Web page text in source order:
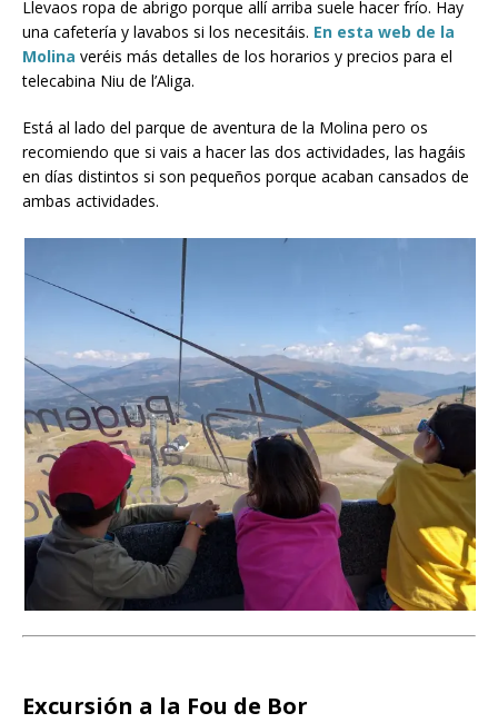
Llevaos ropa de abrigo porque allí arriba suele hacer frío. Hay
una cafetería y lavabos si los necesitáis. En esta web de la
Molina veréis más detalles de los horarios y precios para el
telecabina Niu de l’Aliga.
Está al lado del parque de aventura de la Molina pero os
recomiendo que si vais a hacer las dos actividades, las hagáis
en días distintos si son pequeños porque acaban cansados de
ambas actividades.
Excursión a la Fou de Bor